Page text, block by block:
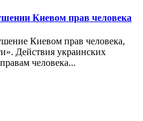
Киевом прав человека
Киевом прав человека,
Действия украинских
человека...